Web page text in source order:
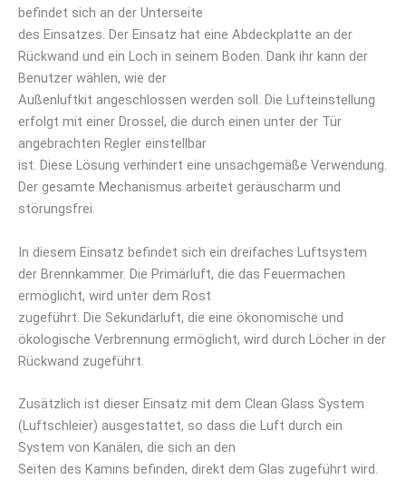
befindet sich an der Unterseite
des Einsatzes. Der Einsatz hat eine Abdeckplatte an der
Rückwand und ein Loch in seinem Boden. Dank ihr kann der
Benutzer wählen, wie der
Außenluftkit angeschlossen werden soll. Die Lufteinstellung
erfolgt mit einer Drossel, die durch einen unter der Tür
angebrachten Regler einstellbar
ist. Diese Lösung verhindert eine unsachgemäße Verwendung.
Der gesamte Mechanismus arbeitet geräuscharm und
störungsfrei.
In diesem Einsatz befindet sich ein dreifaches Luftsystem
der Brennkammer. Die Primärluft, die das Feuermachen
ermöglicht, wird unter dem Rost
zugeführt. Die Sekundärluft, die eine ökonomische und
ökologische Verbrennung ermöglicht, wird durch Löcher in der
Rückwand zugeführt.
Zusätzlich ist dieser Einsatz mit dem Clean Glass System
(Luftschleier) ausgestattet, so dass die Luft durch ein
System von Kanälen, die sich an den
Seiten des Kamins befinden, direkt dem Glas zugeführt wird.